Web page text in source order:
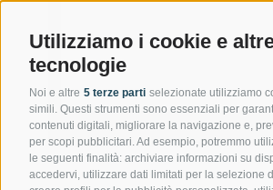
Utilizziamo i cookie e
tecnologie
Noi e altre 5 terze parti selezionate utilizziamo
simili. Questi strumenti sono essenziali per
contenuti digitali, migliorare la navigazione e,
per scopi pubblicitari. Ad esempio, potremmo
le seguenti finalità: archiviare informazioni su
accedervi, utilizzare dati limitati per la selezione